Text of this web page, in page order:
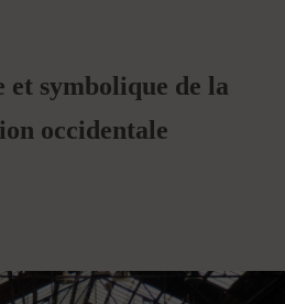
et symbolique de la
occidentale